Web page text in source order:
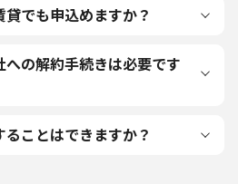
でも申込めますか？
への解約手続きは必要です
ことはできますか？